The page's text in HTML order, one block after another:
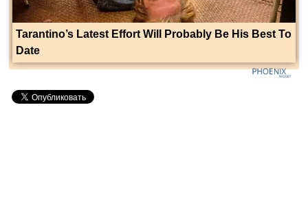
Tarantino’s Latest Effort Will Probably Be His Best To
Date